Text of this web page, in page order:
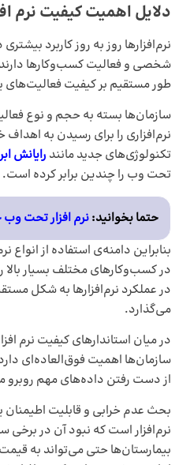
دلایل اهمیت کیفیت نرم‌
نرم‌افزارها روز به روز کاربرد
شخصی و فعالیت کسب‌وکارها دارند.
طور مستقیم بر کیفیت فعالیت‌های
سازمان‌ها بسته به حجم و نوع
نرم‌افزاری را برای رسیدن به
تکنولوژی‌های جدید مانند رایانش
تحت وب را چندین برابر کرده است.
حتما بخوانید:نرم‌ افزار تحت
بنابراین دامنه‌ی استفاده از
در کسب‌وکارهای مختلف بسیار بالا
در عملکرد نرم‌افزارها به شکل
می‌گذارد.
در میان استاندارهای کیفیت نرم‌
سازمان‌ها اهمیت فوق‌العاده‌ای
از دست رفتن داده‌های مهم
بحث عدم خرابی و قابلیت
نرم‌افزار است که نبود آن در برخی
بیمارستان‌ها حتی می‌تواند به